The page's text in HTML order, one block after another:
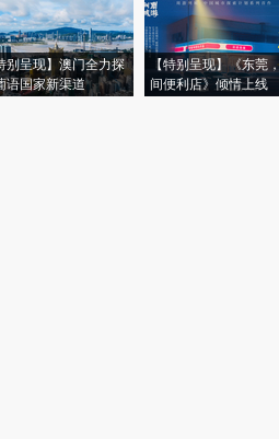
别呈现】澳门全力探
语国家新渠道
【特别呈现】《东莞
间便利店》倾情上线